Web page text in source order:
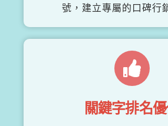
號，建立專屬的口碑行
關鍵字排名